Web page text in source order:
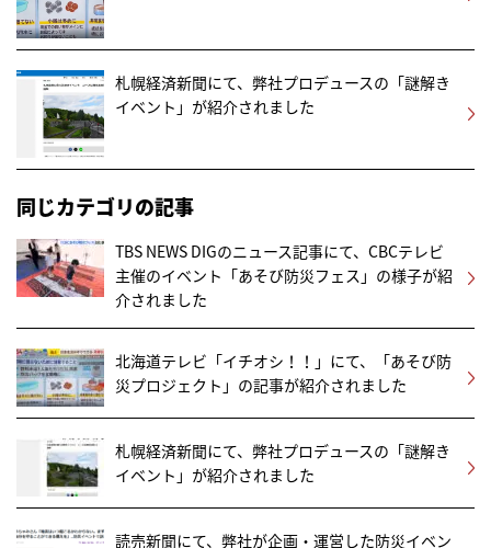
札幌経済新聞にて、弊社プロデュースの「謎解き
イベント」が紹介されました
同じカテゴリの記事
TBS NEWS DIGのニュース記事にて、CBCテレビ
主催のイベント「あそび防災フェス」の様子が紹
介されました
北海道テレビ「イチオシ！！」にて、「あそび防
災プロジェクト」の記事が紹介されました
札幌経済新聞にて、弊社プロデュースの「謎解き
イベント」が紹介されました
読売新聞にて、弊社が企画・運営した防災イベン